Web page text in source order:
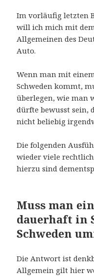
Im vorläufig letzten
will ich mich mit
Allgemeinen des
Auto.
Wenn man mit
Schweden kommt,
überlegen, wie man
dürfte bewusst sein,
nicht beliebig
Die folgenden
wieder viele
hierzu sind
Muss man
dauerhaft in
Schweden
Die Antwort ist
Allgemein gilt hier